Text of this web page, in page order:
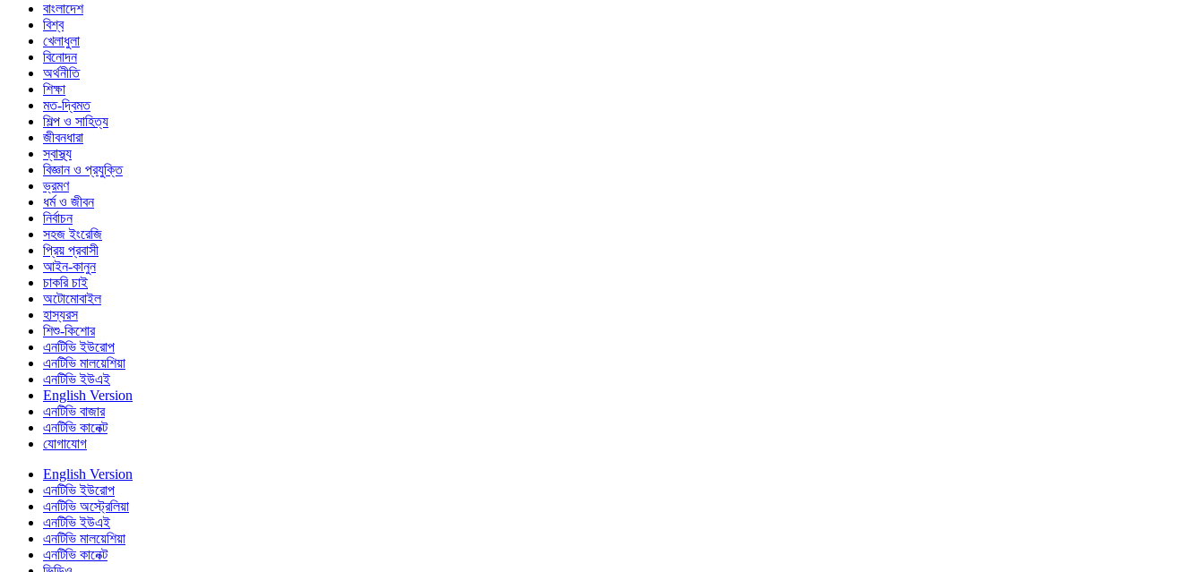
বাংলাদেশ
বিশ্ব
খেলাধুলা
বিনোদন
অর্থনীতি
শিক্ষা
মত-দ্বিমত
শিল্প ও সাহিত্য
জীবনধারা
স্বাস্থ্য
বিজ্ঞান ও প্রযুক্তি
ভ্রমণ
ধর্ম ও জীবন
নির্বাচন
সহজ ইংরেজি
প্রিয় প্রবাসী
আইন-কানুন
চাকরি চাই
অটোমোবাইল
হাস্যরস
শিশু-কিশোর
এনটিভি ইউরোপ
এনটিভি মালয়েশিয়া
এনটিভি ইউএই
English Version
এনটিভি বাজার
এনটিভি কানেক্ট
যোগাযোগ
English Version
এনটিভি ইউরোপ
এনটিভি অস্ট্রেলিয়া
এনটিভি ইউএই
এনটিভি মালয়েশিয়া
এনটিভি কানেক্ট